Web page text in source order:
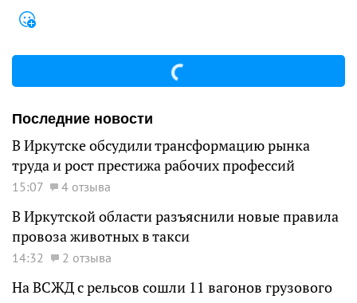
Последние новости
В Иркутске обсудили трансформацию рынка
труда и рост престижа рабочих профессий
15:07 4 отзыва
В Иркутской области разъяснили новые правила
провоза животных в такси
14:32 2 отзыва
На ВСЖД с рельсов сошли 11 вагонов грузового